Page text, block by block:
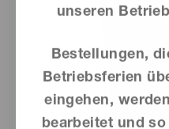
unseren
Bestellungen,
Betriebsferien
eingehen,
bearbeitet und